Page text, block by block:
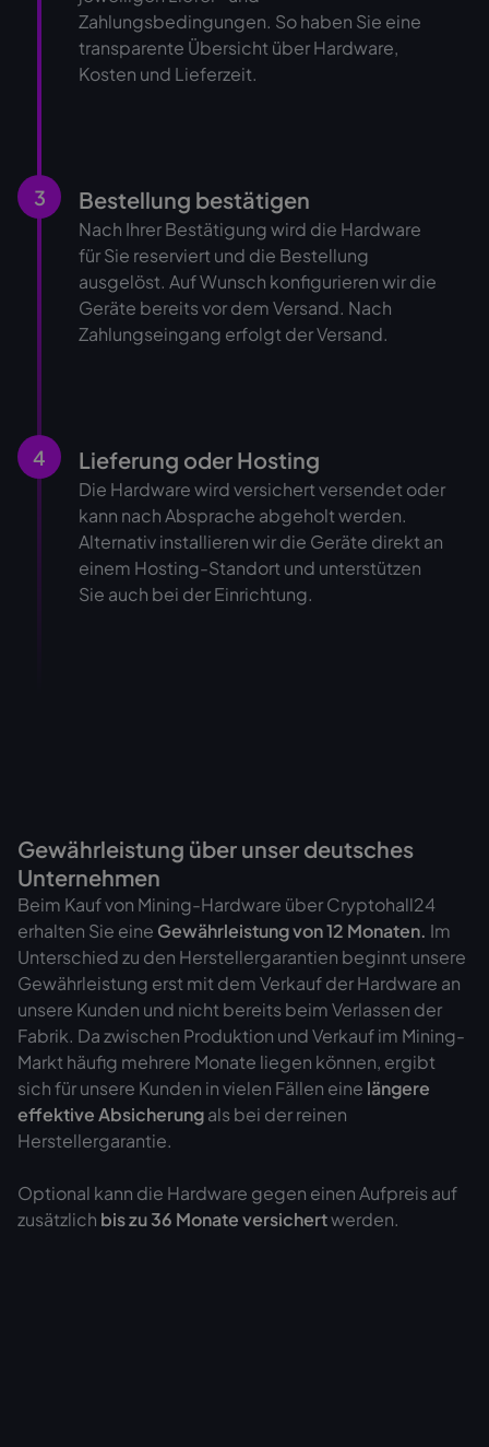
Zahlungsbedingungen. So haben Sie eine
transparente Übersicht über Hardware,
Kosten und Lieferzeit.
3 Bestellung bestätigen
Nach Ihrer Bestätigung wird die Hardware
für Sie reserviert und die Bestellung
ausgelöst. Auf Wunsch konfigurieren wir die
Geräte bereits vor dem Versand. Nach
Zahlungseingang erfolgt der Versand.
4 Lieferung oder Hosting
Die Hardware wird versichert versendet oder
kann nach Absprache abgeholt werden.
Alternativ installieren wir die Geräte direkt an
einem Hosting-Standort und unterstützen
Sie auch bei der Einrichtung.
Gewährleistung über unser deutsches
Unternehmen
Beim Kauf von Mining-Hardware über Cryptohall24
erhalten Sie eine Gewährleistung von12 Monaten. Im
Unterschied zu den Herstellergarantien beginnt unsere
Gewährleistung erst mit dem Verkauf der Hardware an
unsere Kunden und nicht bereits beim Verlassen der
Fabrik. Da zwischen Produktion und Verkauf im Mining-
Markt häufig mehrere Monate liegen können, ergibt
sich für unsere Kunden in vielen Fällen eine längere
effektive Absicherungals bei der reinen
Herstellergarantie.
Optional kann die Hardware gegen einen Aufpreis auf
zusätzlich bis zu 36 Monate versichertwerden.